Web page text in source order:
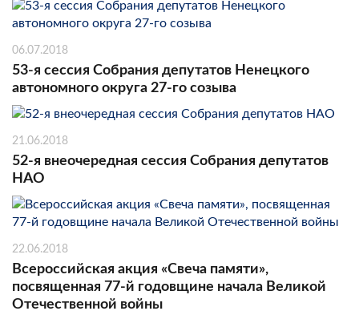
06.07.2018
53-я сессия Собрания депутатов Ненецкого
автономного округа 27-го созыва
21.06.2018
52-я внеочередная сессия Собрания депутатов
НАО
22.06.2018
Всероссийская акция «Свеча памяти»,
посвященная 77-й годовщине начала Великой
Отечественной войны